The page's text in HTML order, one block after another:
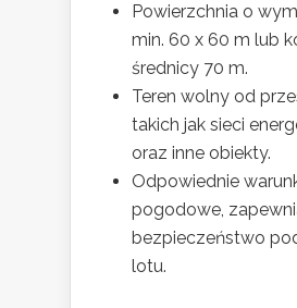
Powierzchnia o
min. 60 x 60 m lub
średnicy 70 m.
Teren wolny od
takich jak sieci
oraz inne obiekty.
Odpowiednie
pogodowe,
bezpieczeństwo
lotu.